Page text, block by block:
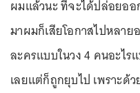
ผมแล้วนะ ที่จะได้ปล่อยออ
มาผมก็เสียโอกาสไปหลาย
ละครแบบในวง 4 คนอะไร
เลยแต่ก็ถูกยุบไป เพราะด้